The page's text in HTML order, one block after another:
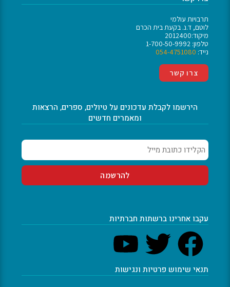
תרבויות עולמי
לוטם, ד.נ. בקעת בית הכרם
מיקוד:2012400
טלפון: 1-700-50-9992
נייד:054-4751080
צרו קשר
הירשמו לקבלת עדכונים על טיולים, ספרים, הרצאות
ומאמרים חדשים
עקבו אחרינו ברשתות חברתיות
תנאי שימוש פרטיות ונגישות